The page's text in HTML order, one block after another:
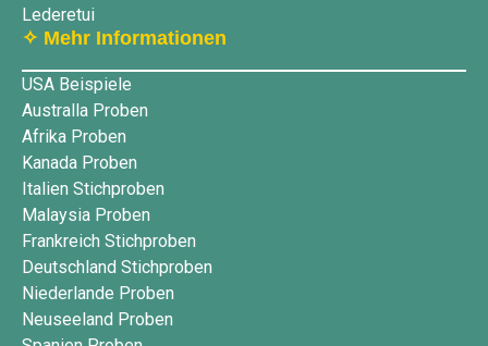
Lederetui
✧ Mehr Informationen
USA Beispiele
Australla Proben
Afrika Proben
Kanada Proben
Italien Stichproben
Malaysia Proben
Frankreich Stichproben
Deutschland Stichproben
Niederlande Proben
Neuseeland Proben